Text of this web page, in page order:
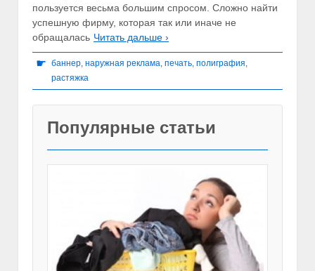
пользуется весьма большим спросом. Сложно найти
успешную фирму, которая так или иначе не
обращалась Читать дальше ›
☛ баннер, наружная реклама, печать, полиграфия,
растяжка
Популярные статьи